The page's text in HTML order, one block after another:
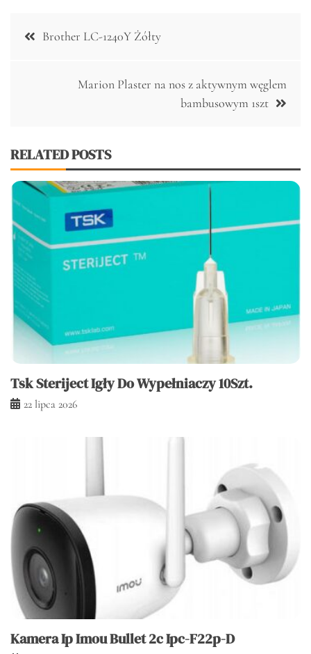
Nawigacja
Brother LC-1240Y Żółty
Marion Plaster na nos z aktywnym węglem
bambusowym 1szt
RELATED POSTS
Tsk Steriject Igły Do Wypełniaczy 10Szt.
22 lipca 2026
Kamera Ip Imou Bullet 2c Ipc-F22p-D